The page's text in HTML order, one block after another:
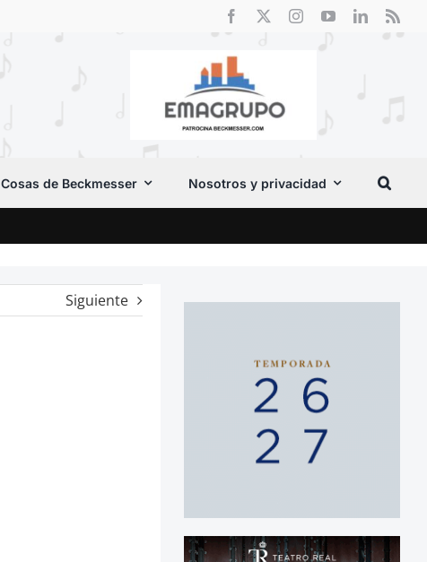
Cosas de Beckmesser Nosotros y privacidad
Siguiente